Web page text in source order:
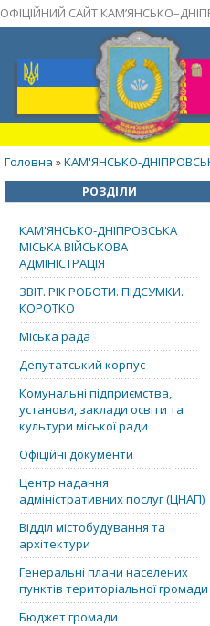
ОФІЦІЙНИЙ САЙТ
Головна »КАМ'ЯНСЬКО-
РОЗДІЛИ
КАМ'ЯНСЬКО-ДНІПРОВСЬКА
МІСЬКА ВІЙСЬКОВА
АДМІНІСТРАЦІЯ
ЗВІТ. РІК РОБОТИ. ПІДСУМКИ.
КОРОТКО
Міська рада
Депутатський корпус
Комунальні підприємства,
установи, заклади освіти та
культури міської ради
Офіційні документи
Центр надання
адміністративних послуг (ЦНАП)
Відділ містобудування та
архітектури
Генеральні плани населених
пунктів територіальної громади
Бюджет громади